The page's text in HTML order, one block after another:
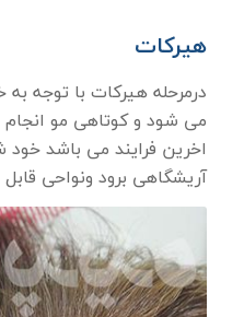
هیرکات
درمرحله هیرکات با توجه به
می شود و کوتاهی مو
اخرین فرایند می باشد
آریشگاهی برود ونواحی قابل